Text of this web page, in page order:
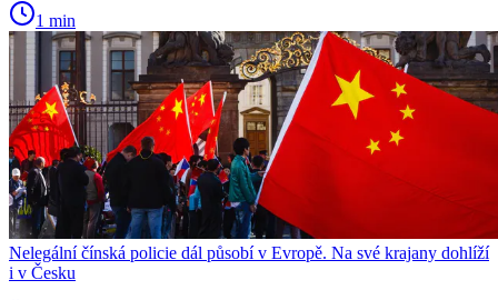
1 min
Nelegální čínská policie dál působí v Evropě. Na své krajany dohlíží
i v Česku